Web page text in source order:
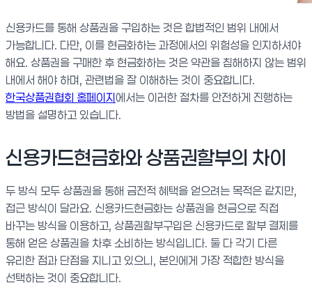
신용카드를 통해 상품권을 구입하는 것은 합법적인 범위 내에서
가능합니다. 다만, 이를 현금화하는 과정에서의 위험성을 인지하셔야
해요. 상품권을 구매한 후 현금화하는 것은 약관을 침해하지 않는 범위
내에서 해야 하며, 관련법을 잘 이해하는 것이 중요합니다.
한국상품권협회 홈페이지에서는 이러한 절차를 안전하게 진행하는
방법을 설명하고 있습니다.
신용카드현금화와 상품권할부의 차이
두 방식 모두 상품권을 통해 금전적 혜택을 얻으려는 목적은 같지만,
접근 방식이 달라요. 신용카드현금화는 상품권을 현금으로 직접
바꾸는 방식을 이용하고, 상품권할부구입은 신용카드로 할부 결제를
통해 얻은 상품권을 차후 소비하는 방식입니다. 둘 다 각기 다른
유리한 점과 단점을 지니고 있으니, 본인에게 가장 적합한 방식을
선택하는 것이 중요합니다.